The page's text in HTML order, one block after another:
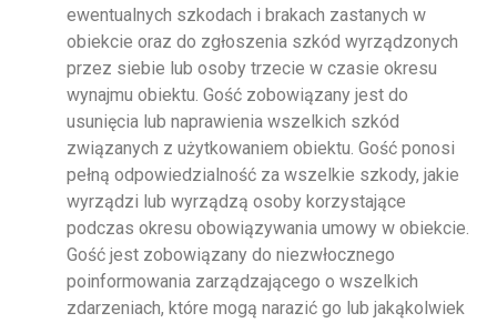
ewentualnych szkodach i brakach zastanych w
obiekcie oraz do zgłoszenia szkód wyrządzonych
przez siebie lub osoby trzecie w czasie okresu
wynajmu obiektu. Gość zobowiązany jest do
usunięcia lub naprawienia wszelkich szkód
związanych z użytkowaniem obiektu. Gość ponosi
pełną odpowiedzialność za wszelkie szkody, jakie
wyrządzi lub wyrządzą osoby korzystające
podczas okresu obowiązywania umowy w obiekcie.
Gość jest zobowiązany do niezwłocznego
poinformowania zarządzającego o wszelkich
zdarzeniach, które mogą narazić go lub jakąkolwiek